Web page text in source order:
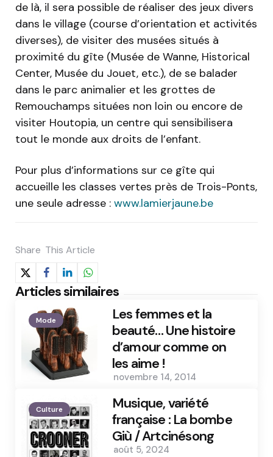
de là, il sera possible de réaliser des jeux divers
dans le village (course d’orientation et activités
diverses), de visiter des musées situés à
proximité du gîte (Musée de Wanne, Historical
Center, Musée du Jouet, etc.), de se balader
dans le parc animalier et les grottes de
Remouchamps situées non loin ou encore de
visiter Houtopia, un centre qui sensibilisera
tout le monde aux droits de l’enfant.
Pour plus d’informations sur ce gîte qui
accueille les classes vertes près de Trois-Ponts,
une seule adresse : www.lamierjaune.be
Share This Article
Articles similaires
Mode
Les femmes et la
beauté… Une histoire
d’amour comme on
les aime !
novembre 14, 2014
Culture
Musique, variété
française : La bombe
Giù / Artcinésong
août 5, 2024